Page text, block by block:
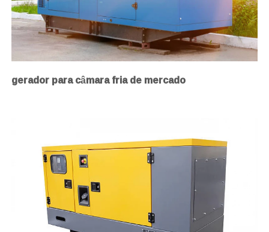
gerador para câmara fria de mercado